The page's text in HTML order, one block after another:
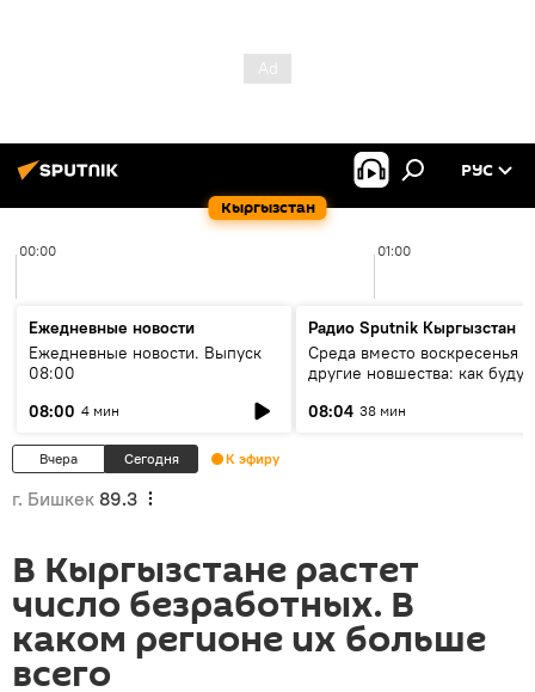
Кыргызстан
РУС
00:00 01:00
Ежедневные новости
Ежедневные новости. Выпуск
08:00
08:00 4 мин
Радио Sputnik Кыргызстан
Среда вместо воскресенья и
другие новшества: как будут
08:04 38 мин
Вчера Сегодня К эфиру
г. Бишкек 89.3
В Кыргызстане растет
число безработных. В
каком регионе их больше
всего